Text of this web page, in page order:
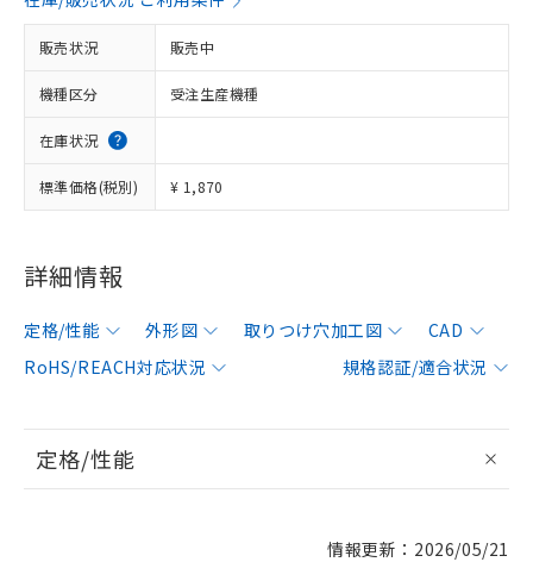
販売状況 販売中
機種区分 受注生産機種
在庫状況
標準価格(税別) ¥ 1,870
詳細情報
定格/性能 外形図 取りつけ穴加工図
CAD
RoHS/REACH対応状況
規格認証/適合状況
定格/性能
情報更新：2026/05/21